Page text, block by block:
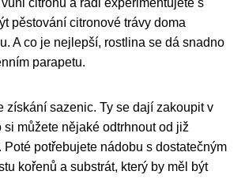
pěstování citronové trávy doma
A co je nejlepší, rostlina se dá snadno
parapetu.
získání sazenic. Ty se dají zakoupit v
si můžete nějaké odtrhnout od již
Poté potřebujete nádobu s dostatečným
kořenů a substrát, který by měl být